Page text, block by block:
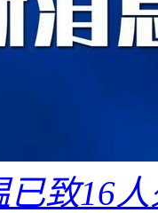
致16